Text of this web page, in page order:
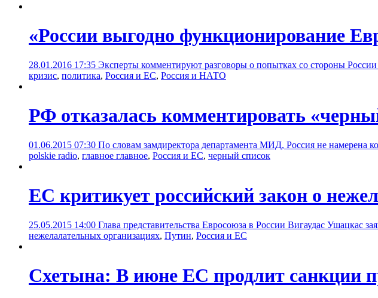
«России выгодно функционирование
28.01.2016 17:35 Эксперты комментируют разговоры о попытках со стороны
кризис, политика, Россия и ЕС, Россия и НАТО
РФ отказалась комментировать
01.06.2015 07:30 По словам замдиректора департамента МИД, Россия не намерена
polskie radio, главное главное, Россия и ЕС, черный список
ЕС критикует российский закон о
25.05.2015 14:00 Глава представительства Евросоюза в России Вигаудас Ушацкас
нежелалательных организациях, Путин, Россия и ЕС
Схетына: В июне ЕС продлит санкции